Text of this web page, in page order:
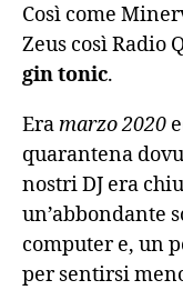
Così come
Zeus così Radio
gin tonic.
Eramarzo 2020
quarantena
nostri DJ era
un’abbondante
computer e, un
per sentirsi